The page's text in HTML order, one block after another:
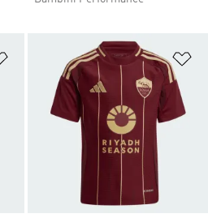
Aggiungi alla lista dei desideri